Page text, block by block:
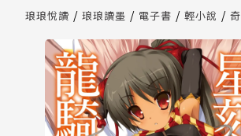
【公告】琅琅讀墨數位
琅琅悅讀 琅琅讀墨 電子書 輕小說